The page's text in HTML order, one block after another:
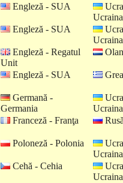
Engleză - SUA
Ucraina
Engleză - SUA
Ucraina
Engleză - Regatul
Unit
Engleză - SUA
Germană -
Germania
Ucraina
Franceză - Franţa
Poloneză - Polonia
Ucraina
Cehă - Cehia
Ucraina